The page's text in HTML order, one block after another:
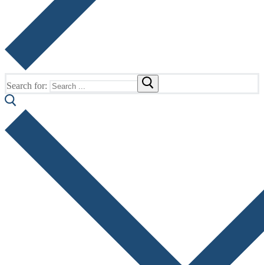
Search for: